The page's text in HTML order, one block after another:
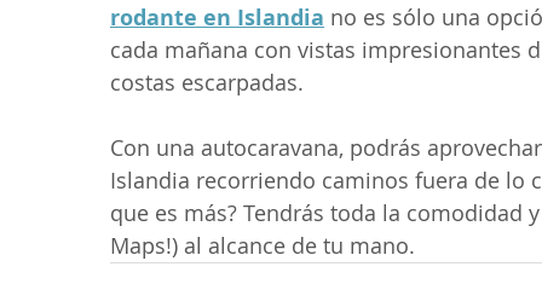
rodante en Islandia no es sólo una
cada mañana con vistas impresionantes
costas escarpadas.
Con una autocaravana, podrás
Islandia recorriendo caminos fuera de lo
que es más? Tendrás toda la comodidad
Maps!) al alcance de tu mano.